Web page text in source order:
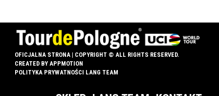
OFICJALNA STRONA | COPYRIGHT © ALL RIGHTS RESERVED.
CREATED BY APPMOTION
POLITYKA PRYWATNOŚCI LANG TEAM